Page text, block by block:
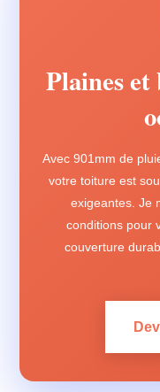
Plaines et
Avec 901mm de
votre toiture est
exigeantes. Je
conditions pour
couverture